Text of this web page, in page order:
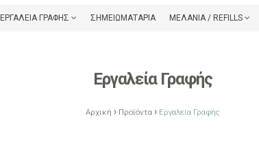
ΕΡΓΑΛΕΊΑ ΓΡΑΦΉΣ ΣΗΜΕΙΩΜΑΤΆΡΙΑ ΜΕΛΆΝΙΑ / REFILLS
Εργαλεία Γραφής
Αρχική › Προϊόντα › Εργαλεία Γραφής